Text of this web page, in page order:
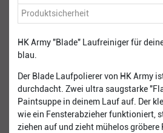
Produktsicherheit
HK Army "Blade" Laufreiniger für
blau.
Der Blade Laufpolierer von HK Army
durchdacht. Zwei ultra saugstarke
Paintsuppe in deinem Lauf auf. Der
wie ein Fensterabzieher funktioniert,
ziehen auf und zieht mühelos gröbere